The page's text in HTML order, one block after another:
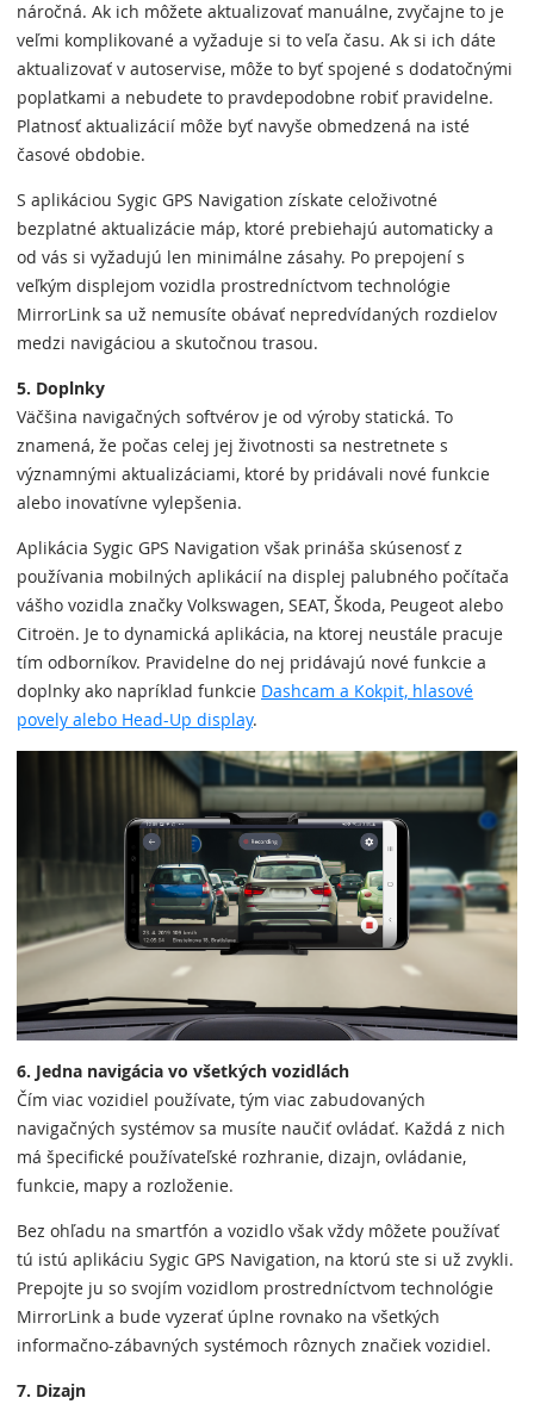
náročná. Ak ich môžete aktualizovať manuálne, zvyčajne to je
veľmi komplikované a vyžaduje si to veľa času. Ak si ich dáte
aktualizovať v autoservise, môže to byť spojené s dodatočnými
poplatkami a nebudete to pravdepodobne robiť pravidelne.
Platnosť aktualizácií môže byť navyše obmedzená na isté
časové obdobie.
S aplikáciou Sygic GPS Navigation získate celoživotné
bezplatné aktualizácie máp, ktoré prebiehajú automaticky a
od vás si vyžadujú len minimálne zásahy. Po prepojení s
veľkým displejom vozidla prostredníctvom technológie
MirrorLink sa už nemusíte obávať nepredvídaných rozdielov
medzi navigáciou a skutočnou trasou.
5. Doplnky
Väčšina navigačných softvérov je od výroby statická. To
znamená, že počas celej jej životnosti sa nestretnete s
významnými aktualizáciami, ktoré by pridávali nové funkcie
alebo inovatívne vylepšenia.
Aplikácia Sygic GPS Navigation však prináša skúsenosť z
používania mobilných aplikácií na displej palubného počítača
vášho vozidla značky Volkswagen, SEAT, Škoda, Peugeot alebo
Citroën. Je to dynamická aplikácia, na ktorej neustále pracuje
tím odborníkov. Pravidelne do nej pridávajú nové funkcie a
doplnky ako napríklad funkcie Dashcam a Kokpit, hlasové
povely alebo Head-Up display.
6. Jedna navigácia vo všetkých vozidlách
Čím viac vozidiel používate, tým viac zabudovaných
navigačných systémov sa musíte naučiť ovládať. Každá z nich
má špecifické používateľské rozhranie, dizajn, ovládanie,
funkcie, mapy a rozloženie.
Bez ohľadu na smartfón a vozidlo však vždy môžete používať
tú istú aplikáciu Sygic GPS Navigation, na ktorú ste si už zvykli.
Prepojte ju so svojím vozidlom prostredníctvom technológie
MirrorLink a bude vyzerať úplne rovnako na všetkých
informačno-zábavných systémoch rôznych značiek vozidiel.
7. Dizajn